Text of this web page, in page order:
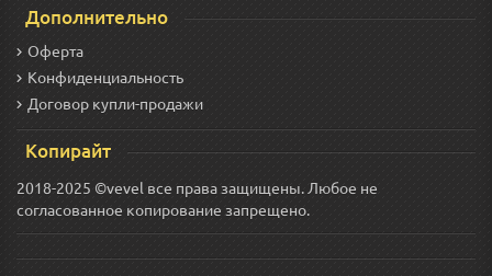
Дополнительно
Оферта
Конфиденциальность
Договор купли-продажи
Копирайт
2018-2025 ©vevel все права защищены. Любое не
согласованное копирование запрещено.